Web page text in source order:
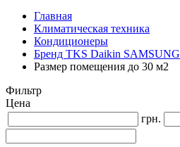
Главная
Климатическая техника
Кондиционеры
Бренд TKS Daikin SAMSUNG
Размер помещения до 30 м2
Фильтр
Цена
грн.